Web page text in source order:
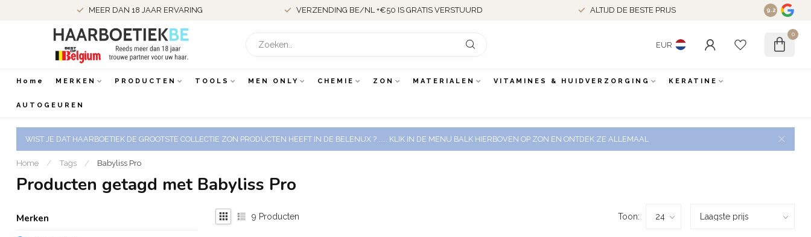
MEER DAN 18 JAAR ERVARING VERZENDING BE/NL +€50 IS GRATIS VERSTUURD ALTIJD DE BESTE PRIJS 9.2
EUR
0
Home MERKEN PRODUCTEN TOOLS MEN ONLY CHEMIE ZON MATERIALEN VITAMINES & HUIDVERZORGING KERATINE
AUTOGEUREN
WIST JE DAT HAARBOETIEK DE GROOTSTE COLLECTIE ZON PRODUCTEN HEEFT IN DE BELENUX ? ..... KLIK IN DE MENU BALK HIERBOVEN OP ZON EN ONTDEK ZE ALLEMAAL
Home / Tags / Babyliss Pro
Producten getagd met Babyliss Pro
Merken 9 Producten Toon: